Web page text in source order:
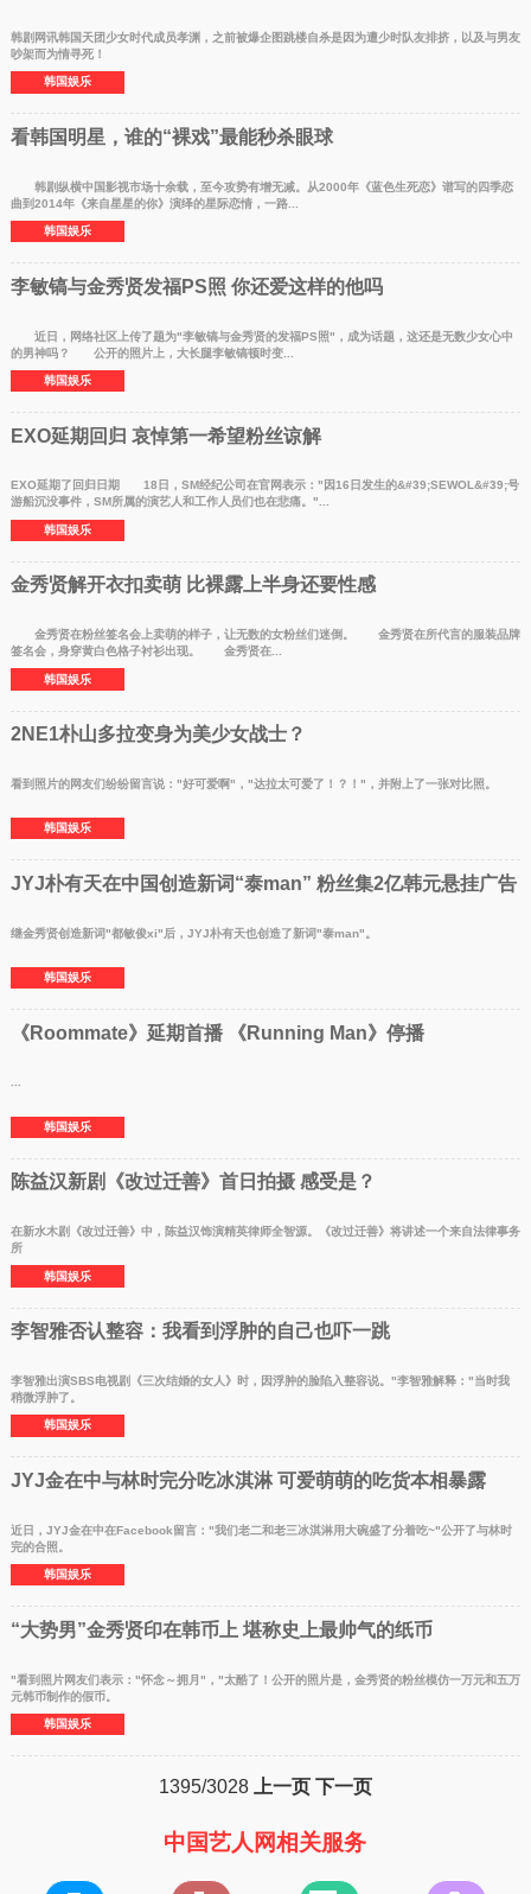
韩剧网讯韩国天团少女时代成员孝渊，之前被爆企图跳楼自杀是因为遭少时队友排挤，以及与男友
吵架而为情寻死！
韩国娱乐
看韩国明星，谁的“裸戏”最能秒杀眼球
韩剧纵横中国影视市场十余载，至今攻势有增无减。从2000年《蓝色生死恋》谱写的四季恋
曲到2014年《来自星星的你》演绎的星际恋情，一路...
韩国娱乐
李敏镐与金秀贤发福PS照 你还爱这样的他吗
近日，网络社区上传了题为"李敏镐与金秀贤的发福PS照"，成为话题，这还是无数少女心中
的男神吗？ 公开的照片上，大长腿李敏镐顿时变...
韩国娱乐
EXO延期回归 哀悼第一希望粉丝谅解
EXO延期了回归日期 18日，SM经纪公司在官网表示："因16日发生的&#39;SEWOL&#39;号
游船沉没事件，SM所属的演艺人和工作人员们也在悲痛。"...
韩国娱乐
金秀贤解开衣扣卖萌 比裸露上半身还要性感
金秀贤在粉丝签名会上卖萌的样子，让无数的女粉丝们迷倒。 金秀贤在所代言的服装品牌
签名会，身穿黄白色格子衬衫出现。 金秀贤在...
韩国娱乐
2NE1朴山多拉变身为美少女战士？
看到照片的网友们纷纷留言说："好可爱啊"，"达拉太可爱了！？！"，并附上了一张对比照。
韩国娱乐
JYJ朴有天在中国创造新词“泰man” 粉丝集2亿韩元悬挂广告
继金秀贤创造新词"都敏俊xi"后，JYJ朴有天也创造了新词"泰man"。
韩国娱乐
《Roommate》延期首播 《Running Man》停播
...
韩国娱乐
陈益汉新剧《改过迁善》首日拍摄 感受是？
在新水木剧《改过迁善》中，陈益汉饰演精英律师全智源。《改过迁善》将讲述一个来自法律事务
所
韩国娱乐
李智雅否认整容：我看到浮肿的自己也吓一跳
李智雅出演SBS电视剧《三次结婚的女人》时，因浮肿的脸陷入整容说。"李智雅解释："当时我
稍微浮肿了。
韩国娱乐
JYJ金在中与林时完分吃冰淇淋 可爱萌萌的吃货本相暴露
近日，JYJ金在中在Facebook留言："我们老二和老三冰淇淋用大碗盛了分着吃~"公开了与林时
完的合照。
韩国娱乐
“大势男”金秀贤印在韩币上 堪称史上最帅气的纸币
"看到照片网友们表示："怀念～拥月"，"太酷了！公开的照片是，金秀贤的粉丝模仿一万元和五万
元韩币制作的假币。
韩国娱乐
1395/3028 上一页 下一页
中国艺人网相关服务